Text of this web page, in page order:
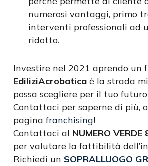
numerosi vantaggi, primo
interventi professionali ad
ridotto.
Investire nel 2021 aprendo un
EdiliziAcrobaticaè la strada
possa scegliere per il tuo
Contattaci per saperne di più,
pagina franchising!
Contattaci al NUMERO
per valutare la fattibilità
Richiedi un SOPRALLUOGO